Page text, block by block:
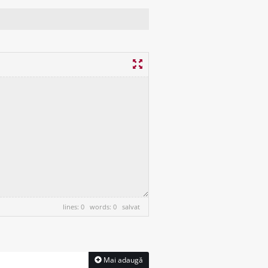
lines: 0 words: 0 salvat
Mai adaugă